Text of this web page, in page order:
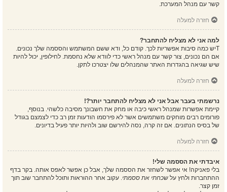
קשר עם מנהל המערכת.
חזרה למעלה
למה אני לא מצליח להתחבר?
Tיש כמה סיבות אפשריות לכך. קודם כל, ודא ששם המשתמש והססמה שלך נכונים.
אם הם נכונים, צור קשר עם מנהל ראשי כדי לוודא שלא נחסמת. לחילופין, יכול להיות
שיש שגיאה בהגדרות האתר שהמנהלים שלו יצטרכו לתקן.
חזרה למעלה
נרשמתי בעבר אבל אני לא מצליח להתחבר יותר?!
קיימת אפשרות שמנהל ראשי כיבה או מחק את חשבונך מסיבה כלשהי. בנוסף,
פורומים רבים מוחקים משתמשים אשר לא פירסמו הודעות זמן רב כדי לצמצם בגודל
של בסיס הנתונים. אם זה קרה, נסה להירשם שוב ולהיות יותר פעיל בדיונים.
חזרה למעלה
איבדתי את הססמה שלי!
בלי פאניקה! אי אפשר לשחזר את הססמה שלך, אבל כן אפשר לאפס אותה. בקר בדף
ההתחברות ולחץ על שכחתי את ססמתי. עקוב אחר ההוראות ותוכל להתחבר שוב תוך
זמן קצר.